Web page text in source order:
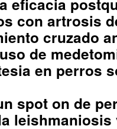
eficacia
con artrosis
cruzado
de
en perros
spot on de